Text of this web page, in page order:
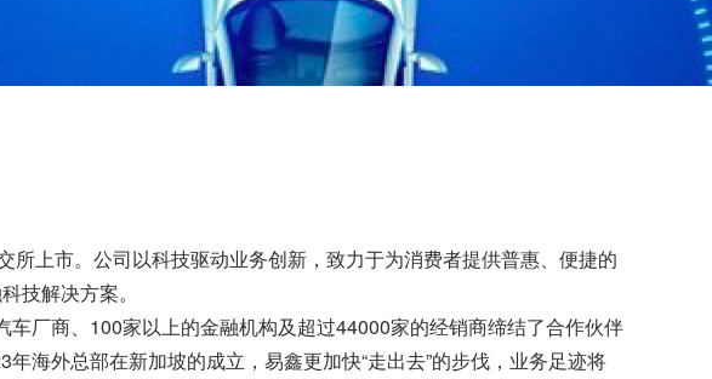
上市。公司以科技驱动业务创新，致力于为消费者提供普惠、便捷的
技解决方案。
厂商、100家以上的金融机构及超过44000家的经销商缔结了合作伙伴
海外总部在新加坡的成立，易鑫更加快“走出去”的步伐，业务足迹将